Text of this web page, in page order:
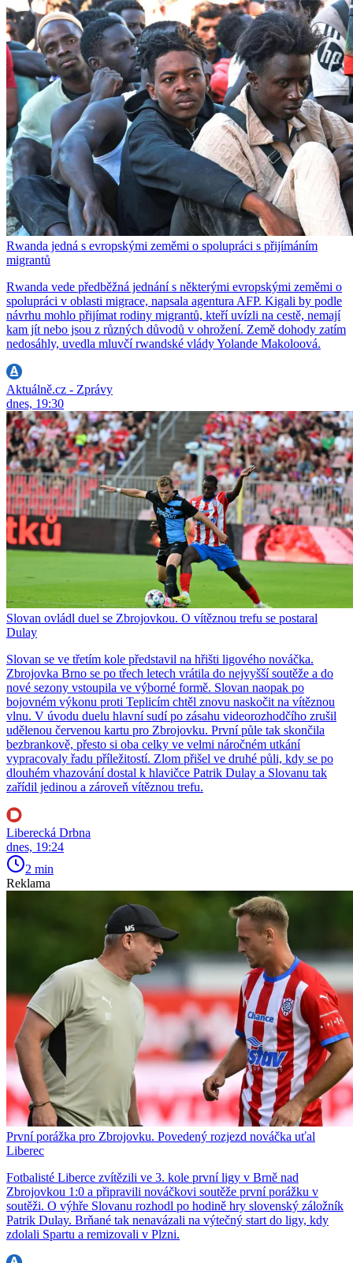
Rwanda jedná s evropskými zeměmi o spolupráci s přijímáním
migrantů
Rwanda vede předběžná jednání s některými evropskými zeměmi o
spolupráci v oblasti migrace, napsala agentura AFP. Kigali by podle
návrhu mohlo přijímat rodiny migrantů, kteří uvízli na cestě, nemají
kam jít nebo jsou z různých důvodů v ohrožení. Země dohody zatím
nedosáhly, uvedla mluvčí rwandské vlády Yolande Makoloová.
Aktuálně.cz - Zprávy
dnes, 19:30
Slovan ovládl duel se Zbrojovkou. O vítěznou trefu se postaral
Dulay
Slovan se ve třetím kole představil na hřišti ligového nováčka.
Zbrojovka Brno se po třech letech vrátila do nejvyšší soutěže a do
nové sezony vstoupila ve výborné formě. Slovan naopak po
bojovném výkonu proti Teplicím chtěl znovu naskočit na vítěznou
vlnu. V úvodu duelu hlavní sudí po zásahu videorozhodčího zrušil
udělenou červenou kartu pro Zbrojovku. První půle tak skončila
bezbrankově, přesto si oba celky ve velmi náročném utkání
vypracovaly řadu příležitostí. Zlom přišel ve druhé půli, kdy se po
dlouhém vhazování dostal k hlavičce Patrik Dulay a Slovanu tak
zařídil jedinou a zároveň vítěznou trefu.
Liberecká Drbna
dnes, 19:24
2 min
Reklama
První porážka pro Zbrojovku. Povedený rozjezd nováčka uťal
Liberec
Fotbalisté Liberce zvítězili ve 3. kole první ligy v Brně nad
Zbrojovkou 1:0 a připravili nováčkovi soutěže první porážku v
soutěži. O výhře Slovanu rozhodl po hodině hry slovenský záložník
Patrik Dulay. Brňané tak nenavázali na výtečný start do ligy, kdy
zdolali Spartu a remizovali v Plzni.